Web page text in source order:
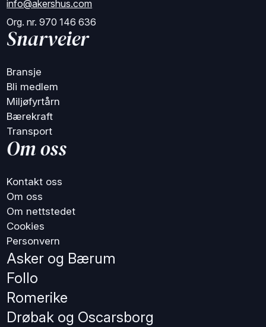
info@akershus.com
Org. nr. 970 146 636
Snarveier
Bransje
Bli medlem
Miljøfyrtårn
Bærekraft
Transport
Om oss
Kontakt oss
Om oss
Om nettstedet
Cookies
Personvern
Asker og Bærum
Follo
Romerike
Drøbak og Oscarsborg